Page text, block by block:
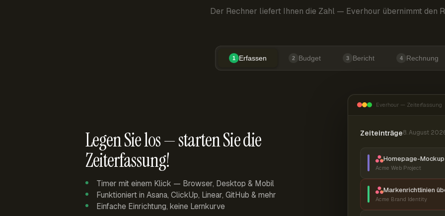
Der Rechner liefert Ihnen die Zahl — Everhour übernimmt den
1 Erfassen 2 Budget 3 Bericht 4 Rechnung
Legen Sie los — starten Sie die
Zeiterfassung!
Timer mit einem Klick — Browser, Desktop & Mobil
Funktioniert in Asana, ClickUp, Linear, GitHub & mehr
Einfache Einrichtung, keine Lernkurve
Everhour — Zeiterfassung
Zeiteinträge8. August
Homepage-
Acme Web Project
Markenrichtlinien
Acme Brand Identity